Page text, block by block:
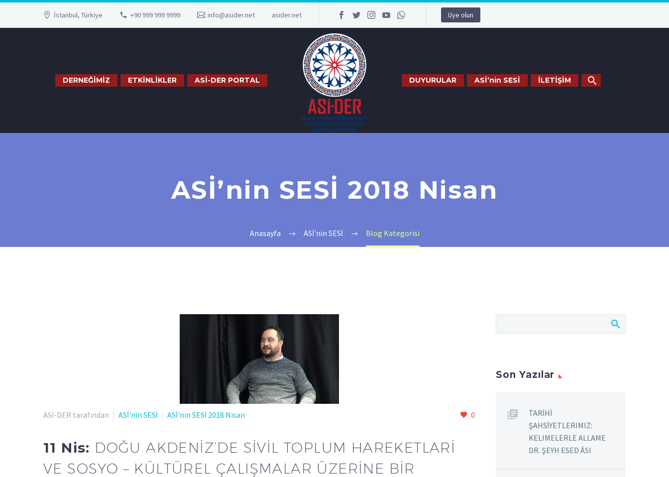
İstanbul, Türkiye +90 999 999 9999 info@asider.net asider.net Üye olun
DERNEĞİMİZ ETKİNLİKLER ASİ-DER PORTAL DUYURULAR ASİ’nin SESİ İLETİŞİM
ASİ’nin SESİ 2018 Nisan
Anasayfa ASİ'nin SESİ Blog Kategorisi
0
ASİ-DER tarafından ASİ'nin SESİ ASİ'nin SESİ 2018 Nisan
11 Nis: DOĞU AKDENİZ’DE SİVİL TOPLUM HAREKETLARİ
VE SOSYO – KÜLTÜREL ÇALIŞMALAR ÜZERİNE BİR
Son Yazılar
TARİHİ
ŞAHSİYETLERIMIZ:
KELIMELERLE ALLAME
DR. ŞEYH ESED ÂSI